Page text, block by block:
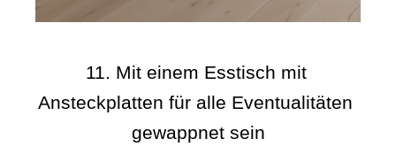
11. Mit einem Esstisch mit
Ansteckplatten für alle Eventualitäten
gewappnet sein